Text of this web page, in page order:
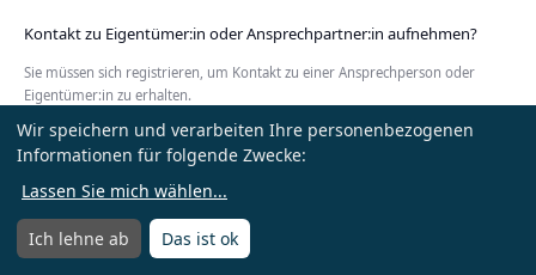
Menü öffnen
Kontakt zu Eigentümer:in oder Ansprechpartner:in aufnehmen?
Sie müssen sich registrieren, um Kontakt zu einer Ansprechperson oder
Eigentümer:in zu erhalten.
Anmelden oder Kostenlos registrieren
Wir speichern und verarbeiten Ihre personenbezogenen
Informationen für folgende Zwecke:
Lassen Sie mich wählen...
Ich lehne ab Das ist ok